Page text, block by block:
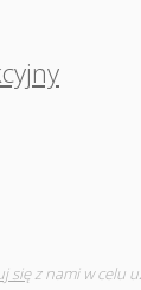
sięz nami w celu